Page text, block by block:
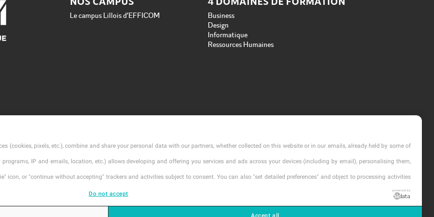
Le campus Lillois d’EFFICOM
Business
Design
Informatique
Ressources Humaines
(cookies, pixels, etc.), combine and share your personal data with our partners, whether collected on this website or in our emails, already held by some of
IP and emails, location, etc.) allows developing and offering you services and ads across your devices (including by email), personalising them,
icon, or "continue without accepting" trackers and activities subject to consent. You can also "set detailed preferences" and object to processing activities
Do not accept
powered by
Accept all